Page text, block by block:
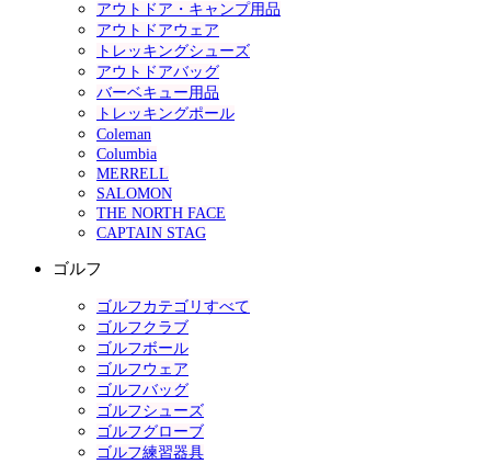
アウトドア・キャンプ用品
アウトドアウェア
トレッキングシューズ
アウトドアバッグ
バーベキュー用品
トレッキングポール
Coleman
Columbia
MERRELL
SALOMON
THE NORTH FACE
CAPTAIN STAG
ゴルフ
ゴルフカテゴリすべて
ゴルフクラブ
ゴルフボール
ゴルフウェア
ゴルフバッグ
ゴルフシューズ
ゴルフグローブ
ゴルフ練習器具